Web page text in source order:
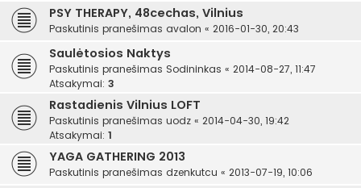
PSY THERAPY, 48cechas, Vilnius
Paskutinis pranešimas avalon « 2016-01-30, 20:43
Saulėtosios Naktys
Paskutinis pranešimas Sodininkas « 2014-08-27, 11:47
Atsakymai: 3
Rastadienis Vilnius LOFT
Paskutinis pranešimas uodz « 2014-04-30, 19:42
Atsakymai: 1
YAGA GATHERING 2013
Paskutinis pranešimas dzenkutcu « 2013-07-19, 10:06